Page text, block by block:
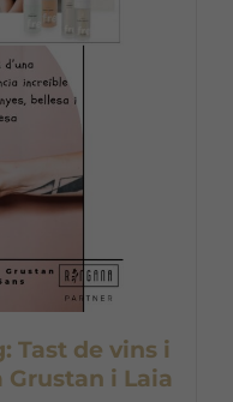
Tast de vins i
i Laia